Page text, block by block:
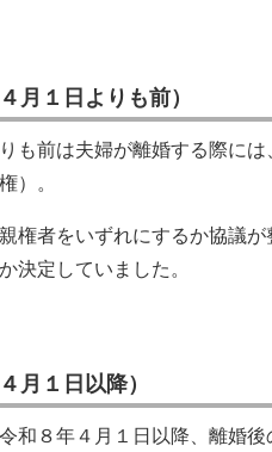
月１日よりも前）
も前は夫婦が離婚する際に
）。
権者をいずれにするか協議
決定していました。
月１日以降）
和８年４月１日以降、離婚